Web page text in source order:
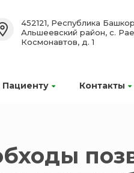
Пациенту Контакты
452121, Республика
Альшеевский район, с.
Космонавтов, д. 1